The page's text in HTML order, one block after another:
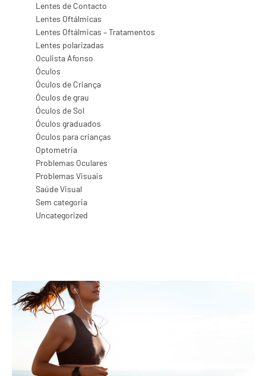
Lentes de Contacto
Lentes Oftálmicas
Lentes Oftálmicas – Tratamentos
Lentes polarizadas
Oculista Afonso
Óculos
Óculos de Criança
Óculos de grau
Óculos de Sol
Óculos graduados
Óculos para crianças
Optometria
Problemas Oculares
Problemas Visuais
Saúde Visual
Sem categoria
Uncategorized